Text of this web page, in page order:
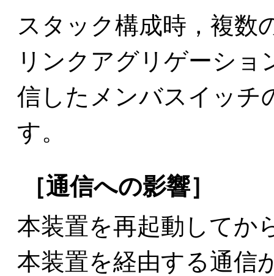
スタック構成時，複数
リンクアグリゲーショ
信したメンバスイッチ
す。
［通信への影響］
本装置を再起動してか
本装置を経由する通信